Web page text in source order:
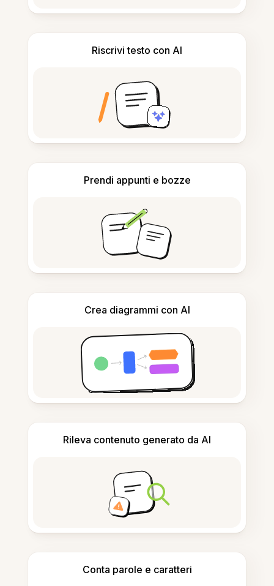
Riscrivi testo con AI
Prendi appunti e bozze
Crea diagrammi con AI
Rileva contenuto generato da AI
Conta parole e caratteri